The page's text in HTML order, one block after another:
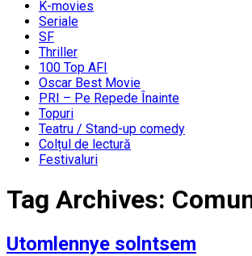
K-movies
Seriale
SF
Thriller
100 Top AFI
Oscar Best Movie
PRI – Pe Repede Înainte
Topuri
Teatru / Stand-up comedy
Colțul de lectură
Festivaluri
Tag Archives:
Utomlennye solntsem